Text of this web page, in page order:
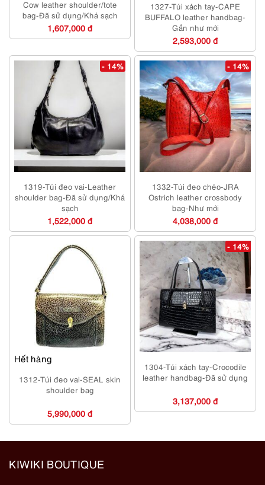
Cow leather shoulder/tote
bag-Đã sử dụng/Khá sạch
1,607,000 đ
1327-Túi xách tay-CAPE
BUFFALO leather handbag-
Gần như mới
2,593,000 đ
- 14%
1319-Túi đeo vai-Leather
shoulder bag-Đã sử dụng/Khá
sạch
1,522,000 đ
- 14%
1332-Túi đeo chéo-JRA
Ostrich leather crossbody
bag-Như mới
4,038,000 đ
Hết hàng
1312-Túi đeo vai-SEAL skin
shoulder bag
5,990,000 đ
- 14%
1304-Túi xách tay-Crocodile
leather handbag-Đã sử dụng
3,137,000 đ
KIWIKI BOUTIQUE